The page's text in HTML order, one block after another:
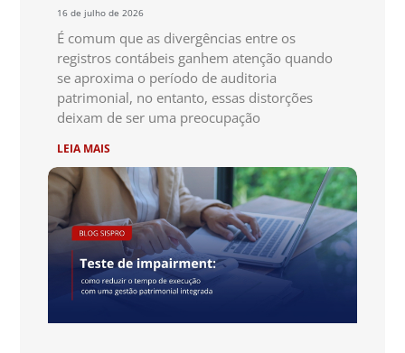
16 de julho de 2026
É comum que as divergências entre os
registros contábeis ganhem atenção quando
se aproxima o período de auditoria
patrimonial, no entanto, essas distorções
deixam de ser uma preocupação
LEIA MAIS